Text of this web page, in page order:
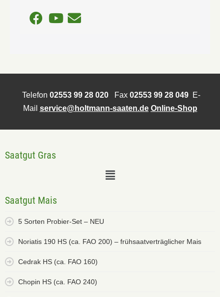
Telefon 02553 99 28 020Fax 02553 99 28 049E-
Mail service@holtmann-saaten.de Online-Shop
Saatgut Gras
Saatgut Mais
5 Sorten Probier-Set – NEU
Noriatis 190 HS (ca. FAO 200) – frühsaatverträglicher Mais
Cedrak HS (ca. FAO 160)
Chopin HS (ca. FAO 240)